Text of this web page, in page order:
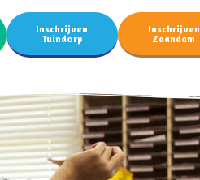
Inschrijven
Tuindorp
Inschrijven
Zaandam